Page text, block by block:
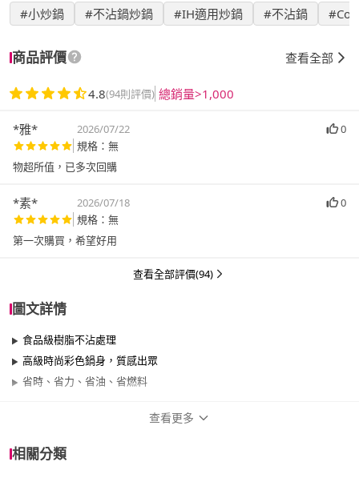
#小炒鍋 #不沾鍋炒鍋 #IH適用炒鍋 #不沾鍋
商品評價 查看全部
4.8(94則評價) 總銷量>1,000
*雅* 2026/07/22
0
規格：無
物超所值，已多次回購
*素* 2026/07/18
0
規格：無
第一次購買，希望好用
查看全部評價(94)
圖文詳情
食品級樹脂不沾處理
高級時尚彩色鍋身，質感出眾
省時、省力、省油、省燃料
查看更多
相關分類